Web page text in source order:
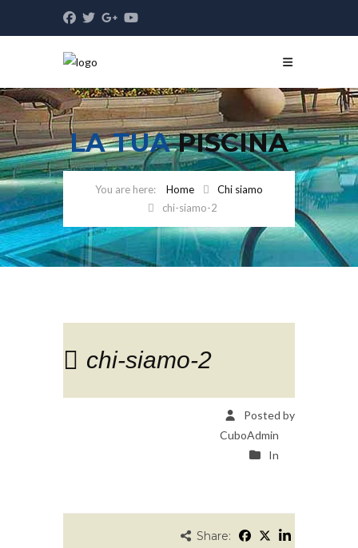
LA TUAPISCINA
Home
Chi siamo
chi-siamo-2
chi-siamo-2
Posted by
CuboAdmin
In
Share: